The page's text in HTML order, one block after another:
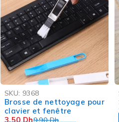
OFFRE FLASH
SKU: 9368
Brosse de nettoyage pour
clavier et fenêtre
9,90Dh
3,50Dh